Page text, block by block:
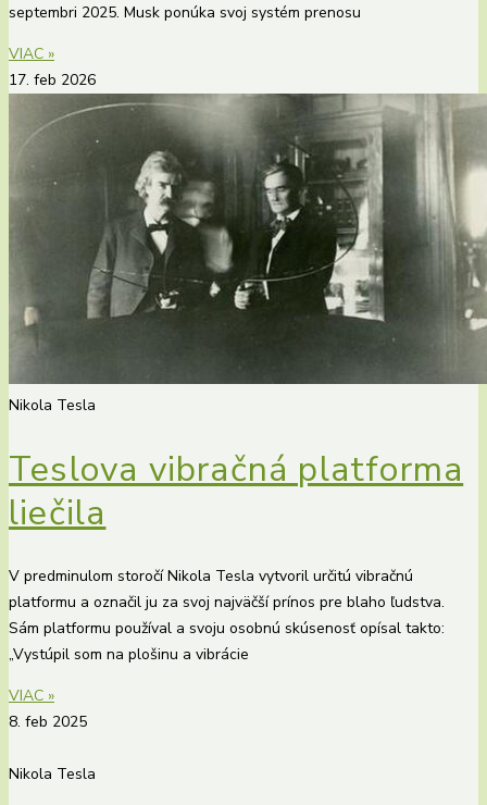
septembri 2025. Musk ponúka svoj systém prenosu
VIAC »
17. feb 2026
Nikola Tesla
Teslova vibračná platforma
liečila
V predminulom storočí Nikola Tesla vytvoril určitú vibračnú
platformu a označil ju za svoj najväčší prínos pre blaho ľudstva.
Sám platformu používal a svoju osobnú skúsenosť opísal takto:
„Vystúpil som na plošinu a vibrácie
VIAC »
8. feb 2025
Nikola Tesla